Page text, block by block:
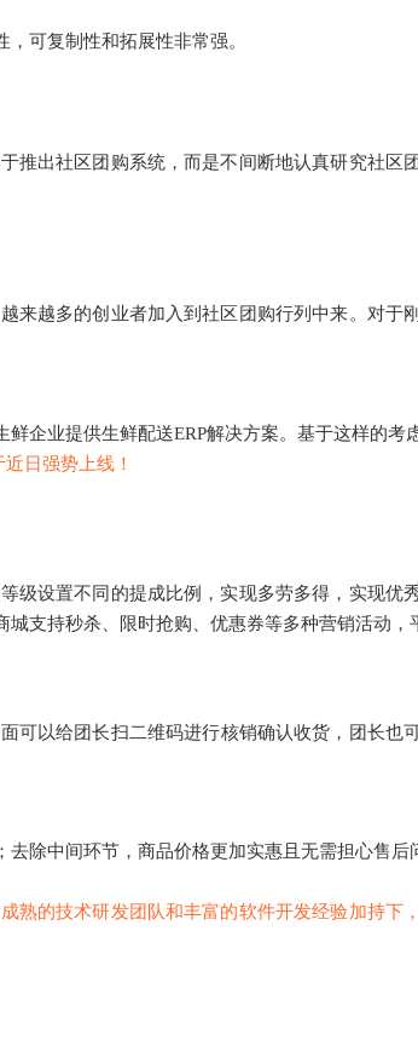
可复制性和拓展性非常强。
推出社区团购系统，而是不间断地认真研究社区
来越多的创业者加入到社区团购行列中来。对于
企业提供生鲜配送ERP解决方案。基于这样的考
日强势上线！
级设置不同的提成比例，实现多劳多得，实现优
支持秒杀、限时抢购、优惠券等多种营销活动，
可以给团长扫二维码进行核销确认收货，团长也
除中间环节，商品价格更加实惠且无需担心售后
熟的技术研发团队和丰富的软件开发经验加持下